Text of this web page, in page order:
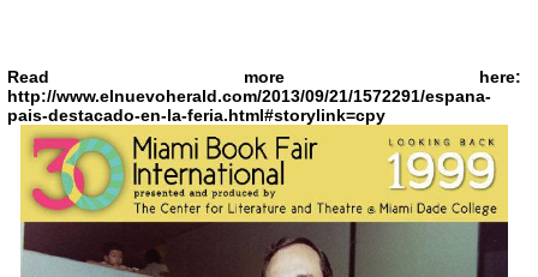
Read more here:
http://www.elnuevoherald.com/2013/09/21/1572291/espana-
pais-destacado-en-la-feria.html#storylink=cpy